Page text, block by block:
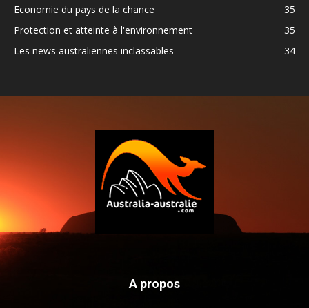
Economie du pays de la chance
35
Protection et atteinte à l'environnement
35
Les news australiennes inclassables
34
A propos